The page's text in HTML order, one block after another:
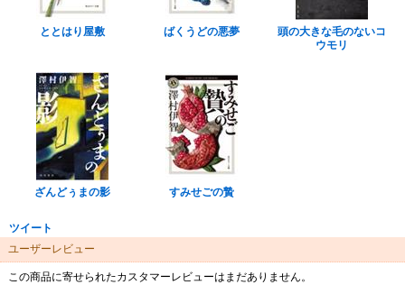
ととはり屋敷 ばくうどの悪夢
頭の大きな毛のないコ
ウモリ
ざんどぅまの影 すみせごの贄
ツイート
ユーザーレビュー
この商品に寄せられたカスタマーレビューはまだありません。